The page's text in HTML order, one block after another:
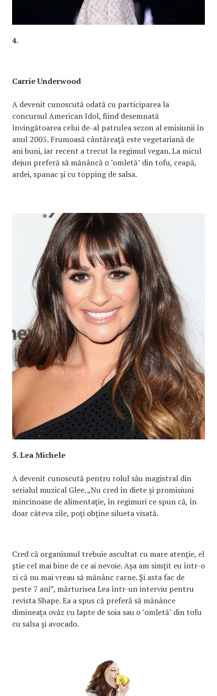
4.
Carrie Underwood
A devenit cunoscută odată cu participarea la
concursul American Idol, fiind desemnată
învingătoarea celui de-al patrulea sezon al emisiunii în
anul 2005. Frumoasă cântăreaţă este vegetariană de
ani buni, iar recent a trecut la regimul vegan. La micul
dejun preferă să mănâncă o "omletă" din tofu, ceapă,
ardei, spanac şi cu topping de salsa.
5. Lea Michele
A devenit cunoscută pentru rolul său magistral din
serialul muzical Glee. „Nu cred în diete şi promisiuni
mincinoase de alimentaţie, în regimuri ce spun că, în
doar câteva zile, poţi obţine silueta visată.
Cred că organismul trebuie ascultat cu mare atenţie, el
ştie cel mai bine de ce ai nevoie. Aşa am simţit eu într-o
zi că nu mai vreau să mănânc carne. Şi asta fac de
peste 7 ani”, mărturisea Lea într-un interviu pentru
revista Shape. Ea a spus că preferă să mănânce
dimineaţa ovăz cu lapte de soia sau o "omletă" din tofu
cu salsa şi avocado.